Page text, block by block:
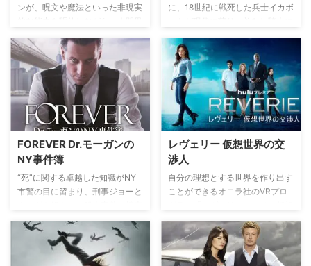
ンが、呪文や魔法といった非現実
げ、迫り来る脅威を回避しようと
する、ホラー・アクション。
に、18世紀に戦死した兵士イカボ
FOREVER Dr.モーガンの
NY事件簿
“死”に関する卓越した知識がNY
市警の目に留まり、刑事ジョーと
に協力するヘンリー。だが、卓越
した洞察力と豊富な知識は、どこ
からくるのか？ 実はヘンリー
は、約200年前の”最初の死”を境
レヴェリー 仮想世界の交
渉人
自分の理想とする世界を作り出す
ことができるオニラ社のVRプロ
世界では、今は亡き大切な人との
再会を体験できる。しかし、あま
りに理想的なバーチャル世界に陶
酔した一部のユーザーたちが、現